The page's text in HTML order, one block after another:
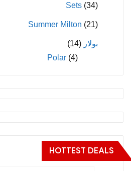
Sets (34)
Summer Milton (21)
بولار (14)
Polar (4)
HOTTEST DEALS